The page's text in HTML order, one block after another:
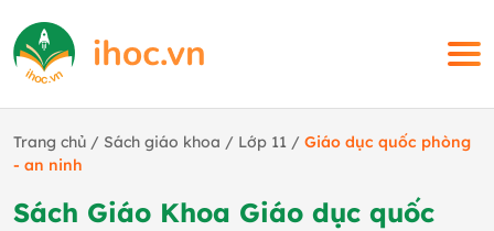
Trang chủ / Sách giáo khoa / Lớp 11 / Giáo dục quốc phòng
- an ninh
Sách Giáo Khoa Giáo dục quốc